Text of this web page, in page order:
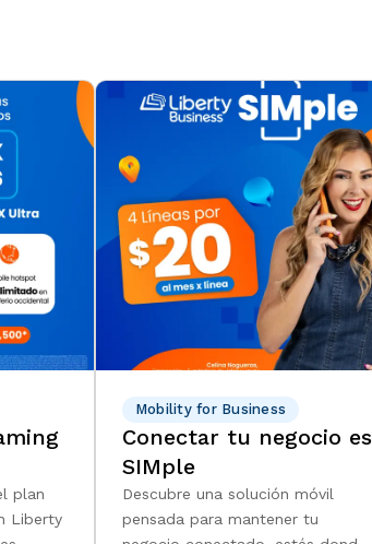
plan
Liberty
Mobility for Business
Conectar tu negocio es
SIMple
Descubre una solución móvil
pensada para mantener tu